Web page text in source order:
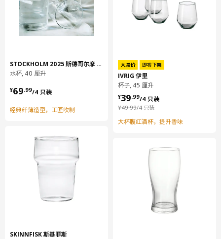
STOCKHOLM 2025 斯德哥尔摩 2025
水杯, 40 厘升
¥69.99/4 只装
¥ 69.99/4 只装
经典纤薄造型，工匠吹制
SKINNFISK 斯基菲斯
大减价 即将下架
IVRIG 伊里
杯子, 45 厘升
¥49.99/4 只装
¥ 49.99/4 只装
¥39.99/4 只装
¥ 39.99/4 只装
大杯腹红酒杯，提升香味